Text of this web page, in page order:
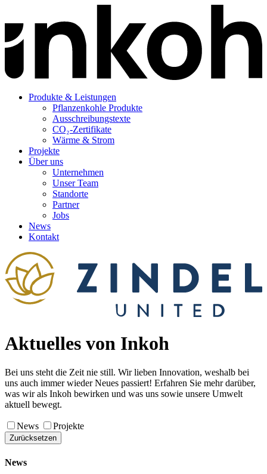
Produkte & Leistungen
Pflanzenkohle Produkte
Ausschreibungstexte
CO₂-Zertifikate
Wärme & Strom
Projekte
Über uns
Unternehmen
Unser Team
Standorte
Partner
Jobs
News
Kontakt
Aktuelles von Inkoh
Bei uns steht die Zeit nie still. Wir lieben Innovation, weshalb bei
uns auch immer wieder Neues passiert! Erfahren Sie mehr darüber,
was wir als Inkoh bewirken und was uns sowie unsere Umwelt
aktuell bewegt.
News Projekte
Zurücksetzen
News